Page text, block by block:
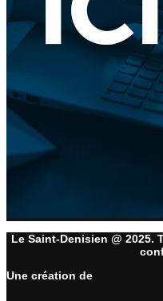
Le Saint-Denisien @ 2025.
Une création de